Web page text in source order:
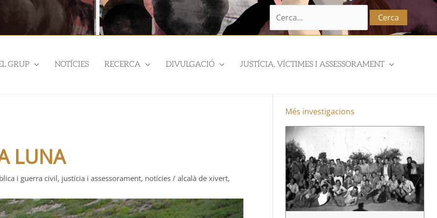
GRUP NOTÍCIES RECERCA DIVULGACIÓ JUSTÍCIA, VÍCTIMES I ASSESSORAMENT
LUNA
i guerra civil, justícia i assessorament, notícies / alcalà de xivert,
Més investigacions